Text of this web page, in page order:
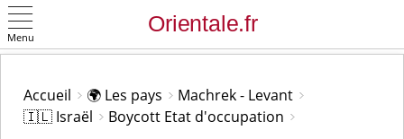
Menu
Accueil 🌍 Les pays
Machrek - Levant
🇮🇱 Israël
Boycott Etat d'occupation